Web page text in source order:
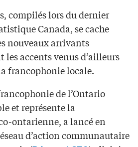
compilés lors du dernier
Canada, se cache
nouveaux arrivants
accents venus d’ailleurs
francophonie locale.
de l’Ontario
et représente la
ontarienne, a lancé en
d’action communautaire